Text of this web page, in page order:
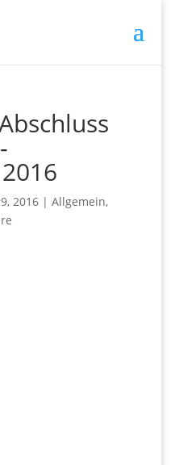
2016| Allgemein,